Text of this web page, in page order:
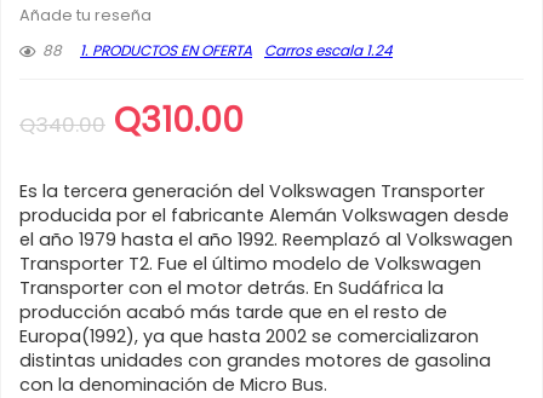
Añade tu reseña
88
1. PRODUCTOS EN OFERTA Carros escala 1.24
Q340.00 El
precio
original
era:
Q340.00.
Q310.00El
actual
es:
Q310.00.
Es la tercera generación del Volkswagen Transporter
producida por el fabricante Alemán Volkswagen desde
el año 1979 hasta el año 1992. Reemplazó al Volkswagen
Transporter T2. Fue el último modelo de Volkswagen
Transporter con el motor detrás. En Sudáfrica la
producción acabó más tarde que en el resto de
Europa(1992), ya que hasta 2002 se comercializaron
distintas unidades con grandes motores de gasolina
con la denominación de Micro Bus.